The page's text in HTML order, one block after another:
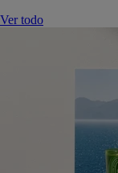
Ver todo